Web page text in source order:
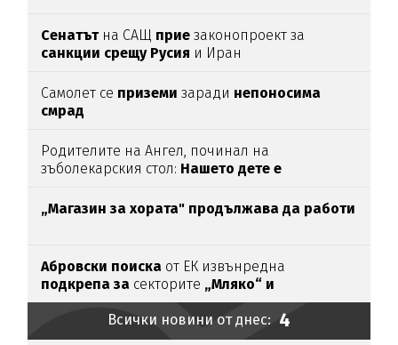
Сенатътна САЩ прие законопроект за
санкции срещу Русия и Иран
Самолет се приземи заради непоносима
смрад
Родителите на Ангел, починал на
зъболекарския стол: Нашето дете е
антидотътнаупойката
„Магазин за хората" продължава да работи
Абровски поиска от ЕК извънредна
подкрепа за секторите „Мляко“ и
„Свиневъдство“
Всички новини от днес: 4